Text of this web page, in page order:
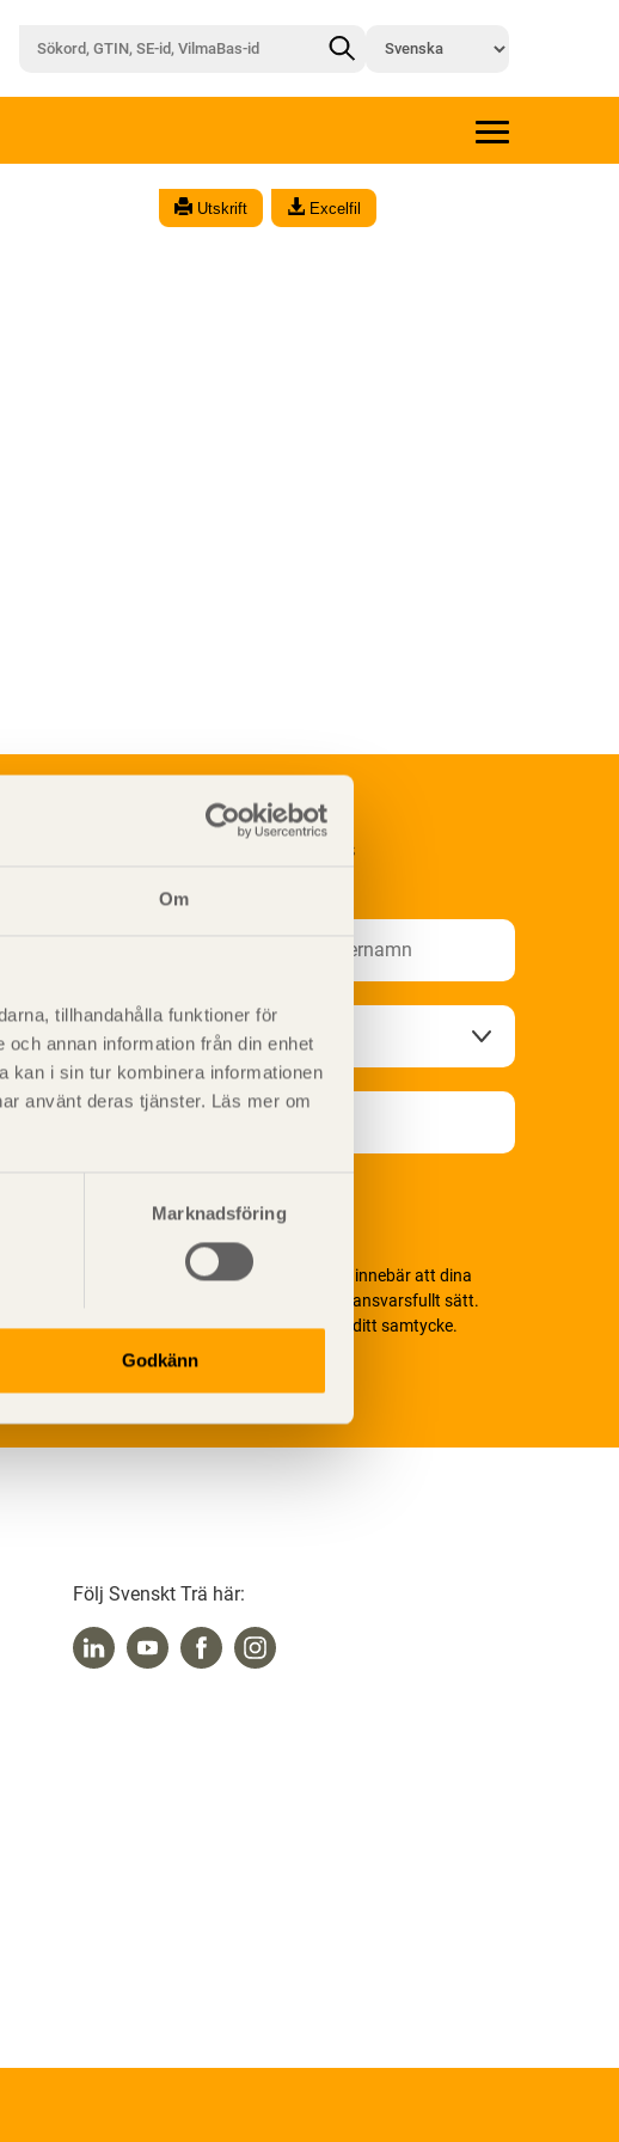
Om
tillhandahålla funktioner för
annan information från din enhet
kan i sin tur kombinera informationen
använt deras tjänster. Läs mer om
Marknadsföring
Godkänn
Utskrift Excelfil
Prenumerera på Svenskt Träs
Vi värnar om personlig integritet vilket innebär att dina
personuppgifter alltid hanteras på ett ansvarsfullt sätt.
Genom att klicka på skicka lämnar du ditt samtycke.
Läs vårintegritetspolicy.
Följ Svenskt Trä här: